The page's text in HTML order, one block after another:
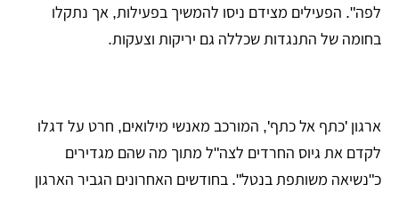
לפה". הפעילים מצידם ניסו להמשיך בפעילות, אך נתקלו
בחומה של התנגדות שכללה גם יריקות וצעקות.
ארגון 'כתף אל כתף', המורכב מאנשי מילואים, חרט על דגלו
לקדם את גיוס החרדים לצה"ל מתוך מה שהם מגדירים
כ"נשיאה משותפת בנטל". בחודשים האחרונים הגביר הארגון